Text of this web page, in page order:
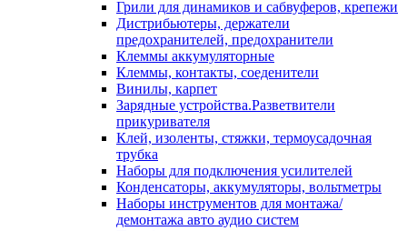
Грили для динамиков и сабвуферов, крепежи
Дистрибьютеры, держатели
предохранителей, предохранители
Клеммы аккумуляторные
Клеммы, контакты, соеденители
Винилы, карпет
Зарядные устройства.Разветвители
прикуривателя
Клей, изоленты, стяжки, термоусадочная
трубка
Наборы для подключения усилителей
Конденсаторы, аккумуляторы, вольтметры
Наборы инструментов для монтажа/
демонтажа авто аудио систем